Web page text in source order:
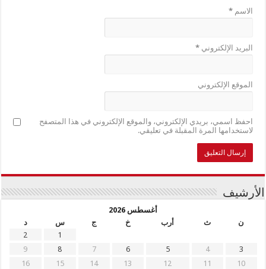
الاسم*
البريد الإلكتروني*
الموقع الإلكتروني
احفظ اسمي، بريدي الإلكتروني، والموقع الإلكتروني في هذا المتصفح
لاستخدامها المرة المقبلة في تعليقي.
الأرشيف
أغسطس 2026
ن
ث أرب خ ج س
د
1
2
3
4
5
6
7
8
9
10
11
12
13
14
15
16